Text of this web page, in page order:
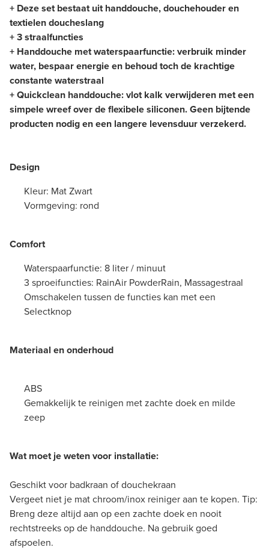
+ Deze set bestaat uit handdouche, douchehouder en
textielen doucheslang
+ 3 straalfuncties
+ Handdouche met waterspaarfunctie: verbruik minder
water, bespaar energie en behoud toch de krachtige
constante waterstraal
+ Quickclean handdouche: vlot kalk verwijderen met een
simpele wreef over de flexibele siliconen. Geen bijtende
producten nodig en een langere levensduur verzekerd.
Design
Kleur: Mat Zwart
Vormgeving: rond
Comfort
Waterspaarfunctie: 8 liter / minuut
3 sproeifuncties: RainAir PowderRain, Massagestraal
Omschakelen tussen de functies kan met een
Selectknop
Materiaal en onderhoud
ABS
Gemakkelijk te reinigen met zachte doek en milde
zeep
Wat moet je weten voor installatie:
Geschikt voor badkraan of douchekraan
Vergeet niet je mat chroom/inox reiniger aan te kopen. Tip:
Breng deze altijd aan op een zachte doek en nooit
rechtstreeks op de handdouche. Na gebruik goed
afspoelen.